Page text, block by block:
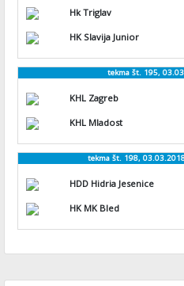
Hk Triglav
HK Slavija Junior
tekma št. 195,
KHL Zagreb
KHL Mladost
tekma št. 198,
HDD Hidria Jesenice
HK MK Bled